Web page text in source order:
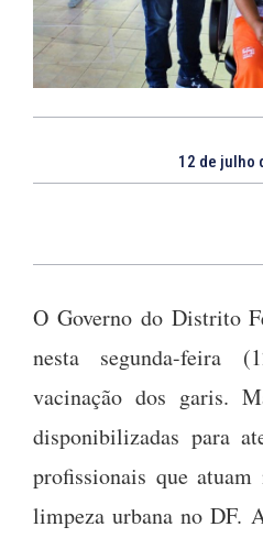
12 de julho
O Governo do Distrito
nesta segunda-feira
vacinação dos garis.
disponibilizadas para
profissionais que
limpeza urbana no DF.